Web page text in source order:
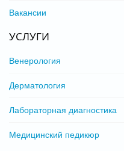
Вакансии
УСЛУГИ
Венерология
Дерматология
Лабораторная диагностика
Медицинский педикюр